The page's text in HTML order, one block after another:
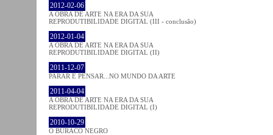
2012-02-06
A OBRA DE ARTE NA ERA DA SUA
REPRODUTIBILIDADE DIGITAL (III - conclusão)
2012-01-04
A OBRA DE ARTE NA ERA DA SUA
REPRODUTIBILIDADE DIGITAL (II)
2011-12-07
PARAR E PENSAR...NO MUNDO DA ARTE
2011-04-04
A OBRA DE ARTE NA ERA DA SUA
REPRODUTIBILIDADE DIGITAL (I)
2010-10-29
O BURACO NEGRO